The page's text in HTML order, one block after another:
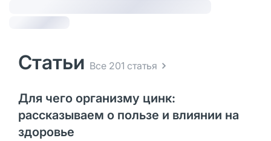
Статьи Все 201 статья
Для чего организму цинк:
рассказываем о пользе и влиянии на
здоровье